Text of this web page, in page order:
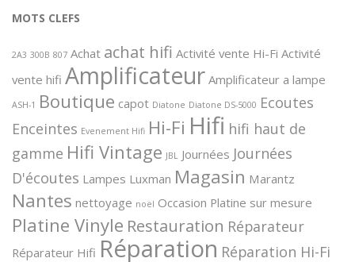
MOTS CLEFS
2A3 300B 807 Achat achat hifi Activité vente Hi-Fi Activité
vente hifi Amplificateur Amplificateur a lampe
ASH-1 Boutique capot Diatone Diatone DS-5000 Ecoutes
Enceintes Evenement Hifi Hi-Fi Hifi hifi haut de
gamme Hifi Vintage JBL Journées Journées
D'écoutes Lampes Luxman Magasin Marantz
Nantes nettoyage noël Occasion Platine sur mesure
Platine Vinyle Restauration Réparateur
Réparateur Hifi Réparation Réparation Hi-Fi